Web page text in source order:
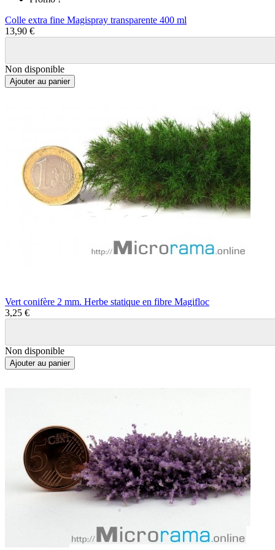
Colle extra fine Magispray transparente 400 ml
13,90 €
Non disponible
Ajouter au panier
Vert conifère 2 mm. Herbe statique en fibre Magifloc
3,25 €
Non disponible
Ajouter au panier